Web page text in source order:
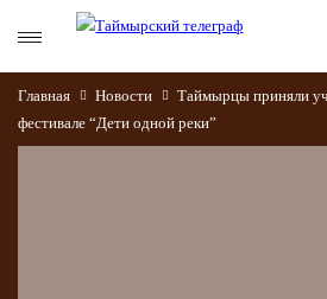
Главная Новости
Таймырцы приняли
фестивале “Дети одной реки”